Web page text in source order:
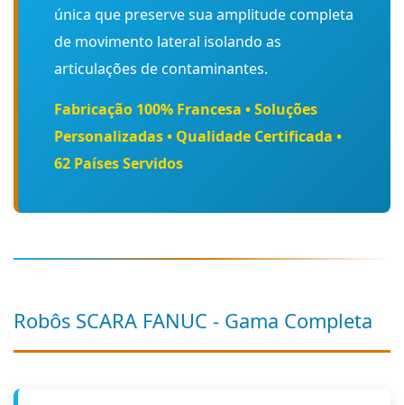
única que preserve sua amplitude completa
de movimento lateral isolando as
articulações de contaminantes.
Fabricação 100% Francesa • Soluções
Personalizadas • Qualidade Certificada •
62 Países Servidos
Robôs SCARA FANUC - Gama Completa